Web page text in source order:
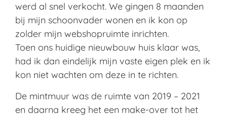
werd al snel verkocht. We gingen 8 maanden
bij mijn schoonvader wonen en ik kon op
zolder mijn webshopruimte inrichten.
Toen ons huidige nieuwbouw huis klaar was,
had ik dan eindelijk mijn vaste eigen plek en ik
kon niet wachten om deze in te richten.
De mintmuur was de ruimte van 2019 – 2021
en daarna kreeg het een make-over tot het